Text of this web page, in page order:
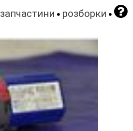
запчастини розборки